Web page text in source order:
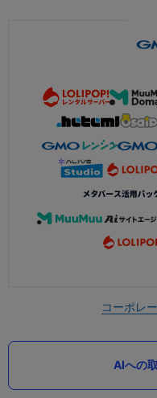
コーポレ
AIへの